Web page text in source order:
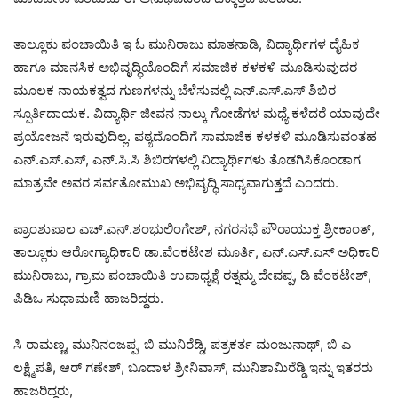
ತಾಲ್ಲೂಕು ಪಂಚಾಯಿತಿ ಇ ಓ ಮುನಿರಾಜು ಮಾತನಾಡಿ, ವಿದ್ಯಾರ್ಥಿಗಳ ದೈಹಿಕ
ಹಾಗೂ ಮಾನಸಿಕ ಅಭಿವೃದ್ಧಿಯೊಂದಿಗೆ ಸಮಾಜಿಕ ಕಳಕಳಿ ಮೂಡಿಸುವುದರ
ಮೂಲಕ ನಾಯಕತ್ವದ ಗುಣಗಳನ್ನು ಬೆಳೆಸುವಲ್ಲಿ ಎನ್‌.ಎಸ್‌.ಎಸ್‌ ಶಿಬಿರ
ಸ್ಪೂರ್ತಿದಾಯಕ. ವಿದ್ಯಾರ್ಥಿ ಜೀವನ ನಾಲ್ಕು ಗೋಡೆಗಳ ಮಧ್ಯೆ ಕಳೆದರೆ ಯಾವುದೇ
ಪ್ರಯೋಜನೆ ಇರುವುದಿಲ್ಲ. ಪಠ್ಯದೊಂದಿಗೆ ಸಾಮಾಜಿಕ ಕಳಕಳಿ ಮೂಡಿಸುವಂತಹ
ಎನ್‌.ಎಸ್‌.ಎಸ್‌, ಎನ್‌.ಸಿ.ಸಿ ಶಿಬಿರಗಳಲ್ಲಿ ವಿದ್ಯಾರ್ಥಿಗಳು ತೊಡಗಿಸಿಕೊಂಡಾಗ
ಮಾತ್ರವೇ ಅವರ ಸರ್ವತೋಮುಖ ಅಭಿವೃದ್ಧಿ ಸಾಧ್ಯವಾಗುತ್ತದೆ ಎಂದರು.
ಪ್ರಾಂಶುಪಾಲ ಎಚ್.ಎನ್.ಶಂಭುಲಿಂಗೇಶ್, ನಗರಸಭೆ ಪೌರಾಯುಕ್ತ ಶ್ರೀಕಾಂತ್,
ತಾಲ್ಲೂಕು ಆರೋಗ್ಯಾಧಿಕಾರಿ ಡಾ.ವೆಂಕಟೇಶ ಮೂರ್ತಿ, ಎನ್.ಎಸ್.ಎಸ್ ಅಧಿಕಾರಿ
ಮುನಿರಾಜು, ಗ್ರಾಮ ಪಂಚಾಯಿತಿ ಉಪಾಧ್ಯಕ್ಷೆ ರತ್ನಮ್ಮ ದೇವಪ್ಪ, ಡಿ ವೆಂಕಟೇಶ್,
ಪಿಡಿಒ ಸುಧಾಮಣಿ ಹಾಜರಿದ್ದರು.
ಸಿ ರಾಮಣ್ಣ, ಮುನಿನಂಜಪ್ಪ, ಬಿ ಮುನಿರೆಡ್ಡಿ, ಪತ್ರಕರ್ತ ಮಂಜುನಾಥ್, ಬಿ ಎ
ಲಕ್ಷ್ಮಿಪತಿ, ಆರ್ ಗಣೇಶ್, ಬೂದಾಳ ಶ್ರೀನಿವಾಸ್, ಮುನಿಶಾಮಿರೆಡ್ಡಿ ಇನ್ನು ಇತರರು
ಹಾಜರಿದ್ದರು,